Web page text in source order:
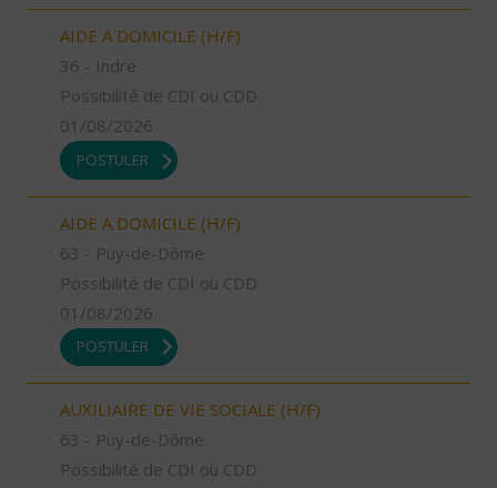
AIDE A DOMICILE (H/F)
36 - Indre
Possibilité de CDI ou CDD
01/08/2026
POSTULER
AIDE A DOMICILE (H/F)
63 - Puy-de-Dôme
Possibilité de CDI ou CDD
01/08/2026
POSTULER
AUXILIAIRE DE VIE SOCIALE (H/F)
63 - Puy-de-Dôme
Possibilité de CDI ou CDD